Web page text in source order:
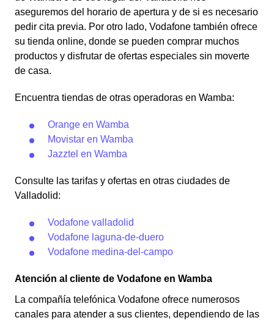
aseguremos del horario de apertura y de si es necesario
pedir cita previa. Por otro lado, Vodafone también ofrece
su tienda online, donde se pueden comprar muchos
productos y disfrutar de ofertas especiales sin moverte
de casa.
Encuentra tiendas de otras operadoras en Wamba:
Orange en Wamba
Movistar en Wamba
Jazztel en Wamba
Consulte las tarifas y ofertas en otras ciudades de
Valladolid:
Vodafone valladolid
Vodafone laguna-de-duero
Vodafone medina-del-campo
Atención al cliente de Vodafone en Wamba
La compañía telefónica Vodafone ofrece numerosos
canales para atender a sus clientes, dependiendo de las